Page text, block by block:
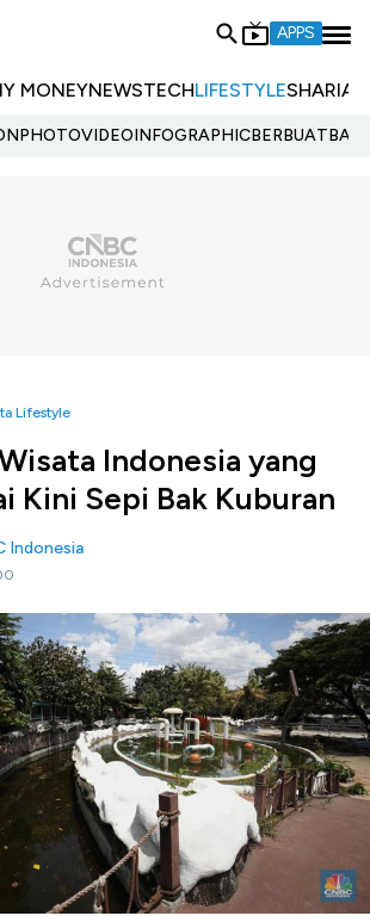
APPS
MONEYNEWSTECHLIFESTYLESHARIA
PHOTOVIDEOINFOGRAPHIC
Lifestyle
Indonesia yang
Kini Sepi Bak Kuburan
Indonesia